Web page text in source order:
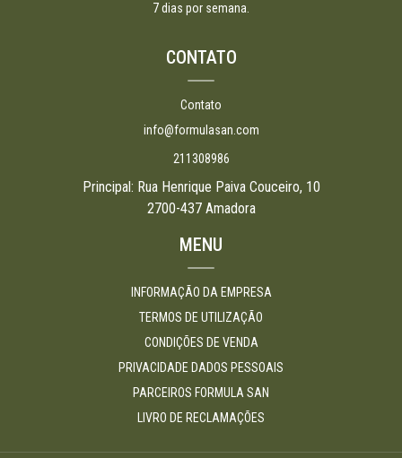
7 dias por semana.
CONTATO
Contato
info@formulasan.com
211308986
Principal: Rua Henrique Paiva Couceiro, 10
2700-437 Amadora
MENU
INFORMAÇÃO DA EMPRESA
TERMOS DE UTILIZAÇÃO
CONDIÇÕES DE VENDA
PRIVACIDADE DADOS PESSOAIS
PARCEIROS FORMULA SAN
LIVRO DE RECLAMAÇÕES